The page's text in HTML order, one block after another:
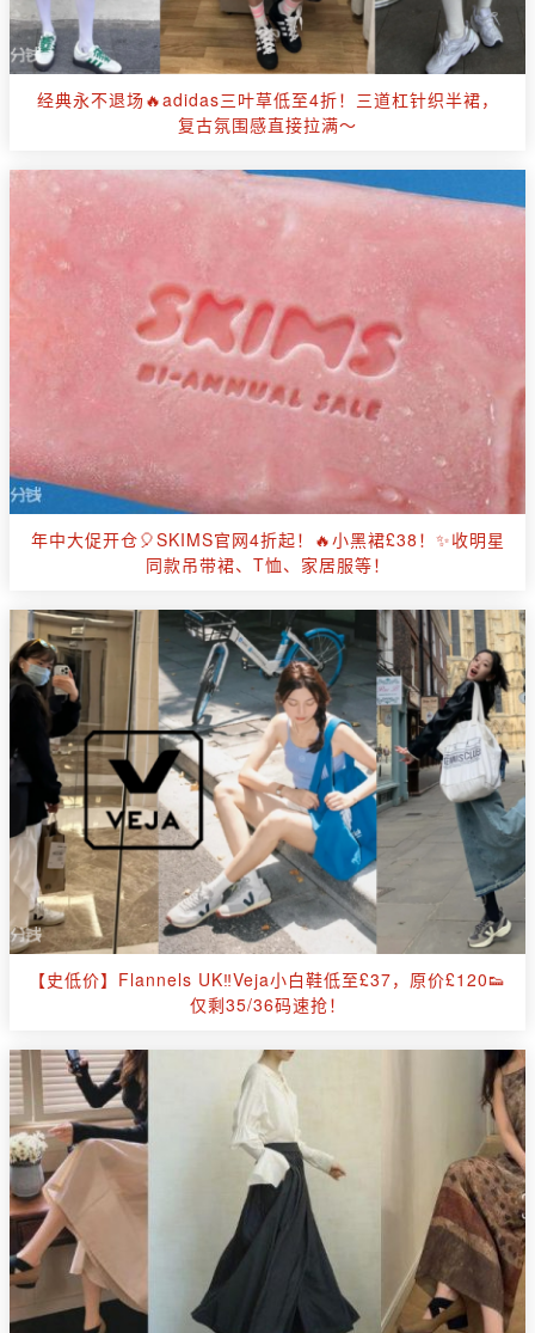
经典永不退场🔥adidas三叶草低至4折！三道杠针织半裙，
复古氛围感直接拉满～
年中大促开仓🎈SKIMS官网4折起！🔥小黑裙£38！✨收明星
同款吊带裙、T恤、家居服等！
【史低价】Flannels UK‼️Veja小白鞋低至£37，原价£120👟
仅剩35/36码速抢！